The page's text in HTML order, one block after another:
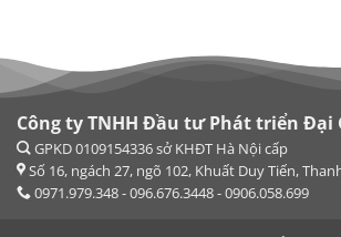
Công ty TNHH Đầu tư Phát triển Đại